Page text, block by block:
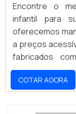
Encontre o
infantil para
oferecemos
a preços
fabricados
duráveis, para
peças de
perca a
COTAR AGORA